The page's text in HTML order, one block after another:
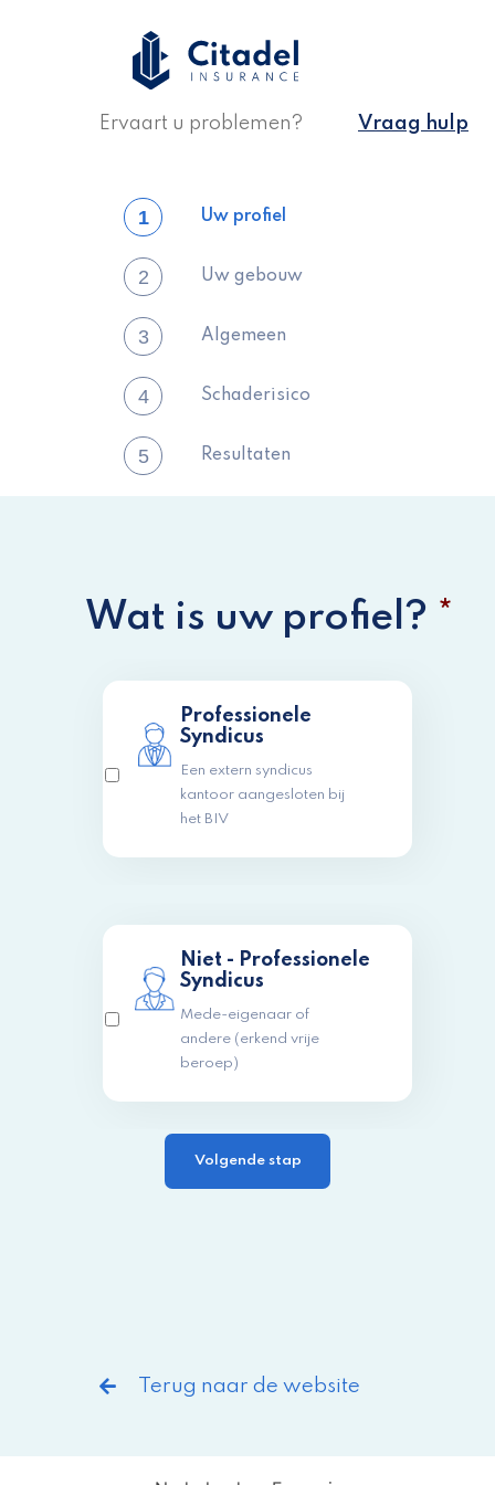
Ervaart u problemen? Vraag hulp
1 Uw profiel
2 Uw gebouw
3 Algemeen
4 Schaderisico
5 Resultaten
Wat is uw profiel? *
Professionele
Syndicus
Een extern syndicus
kantoor aangesloten bij
het BIV
Niet - Professionele
Syndicus
Mede-eigenaar of
andere (erkend vrije
beroep)
Terug naar de website